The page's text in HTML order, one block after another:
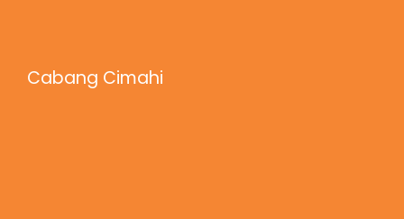
Cabang Cimahi